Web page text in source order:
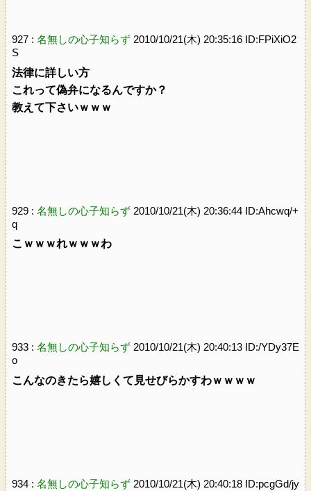
927 : 名無しの心子知らず 2010/10/21(木) 20:35:16 ID:FPiXiO2
S
法律に詳しい方
これって偽弁になるんですか？
教えて下さいｗｗｗ
929 : 名無しの心子知らず 2010/10/21(木) 20:36:44 ID:Ahcwq/+
q
こｗｗｗれｗｗｗわ
933 : 名無しの心子知らず 2010/10/21(木) 20:40:13 ID:/YDy37E
o
こんなのきたら嬉しくて見せびらかすわｗｗｗｗ
934 : 名無しの心子知らず 2010/10/21(木) 20:40:18 ID:pcgGd/jy